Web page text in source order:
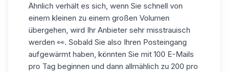
Ähnlich verhält es sich, wenn Sie schnell von
einem kleinen zu einem großen Volumen
übergehen, wird Ihr Anbieter sehr misstrauisch
werden 👀. Sobald Sie also Ihren Posteingang
aufgewärmt haben, könnten Sie mit 100 E-Mails
pro Tag beginnen und dann allmählich zu 200 pro